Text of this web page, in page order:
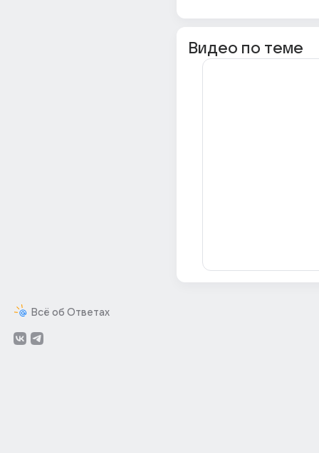
Всё об Ответах
Видео по теме